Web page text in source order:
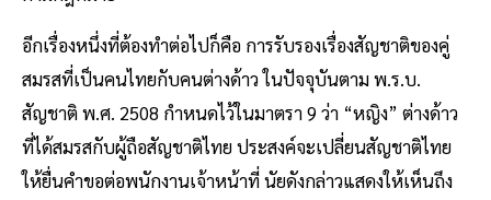
อีกเรื่องหนึ่งที่ต้องทำต่อไปก็คือ การรับรองเรื่องสัญชาติของคู่
สมรสที่เป็นคนไทยกับคนต่างด้าว ในปัจจุบันตาม พ.ร.บ.
สัญชาติ พ.ศ. 2508 กำหนดไว้ในมาตรา 9 ว่า “หญิง” ต่างด้าว
ที่ได้สมรสกับผู้ถือสัญชาติไทย ประสงค์จะเปลี่ยนสัญชาติไทย
ให้ยื่นคำขอต่อพนักงานเจ้าหน้าที่ นัยดังกล่าวแสดงให้เห็นถึง